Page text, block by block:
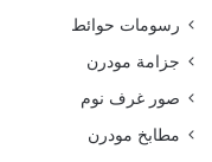
رسومات حوائط
جزامة مودرن
صور غرف نوم
مطابخ مودرن